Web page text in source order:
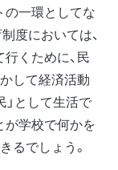
一環としてな
度においては、
くために、民
して経済活動
」として生活で
が学校で何かを
るでしょう。